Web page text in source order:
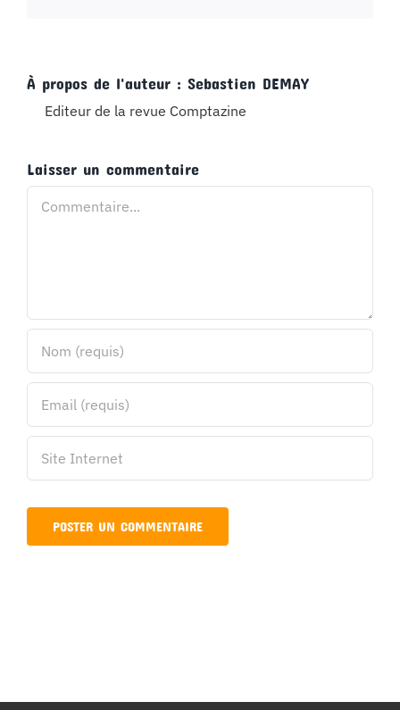
À propos de l'auteur : Sebastien DEMAY
Editeur de la revue Comptazine
Laisser un commentaire
Commentaire